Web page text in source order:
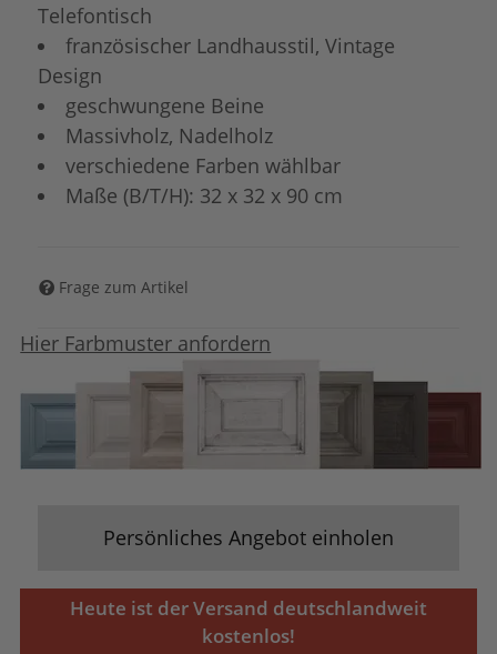
Telefontisch
französischer Landhausstil, Vintage
Design
geschwungene Beine
Massivholz, Nadelholz
verschiedene Farben wählbar
Maße (B/T/H): 32 x 32 x 90 cm
Frage zum Artikel
Hier Farbmuster anfordern
Persönliches Angebot einholen
Heute ist der Versand deutschlandweit
kostenlos!